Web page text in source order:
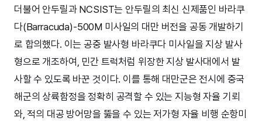
더불어 안두릴과 NCSIST는 안두릴의 최신 신제품인 바라쿠
다(Barracuda)-500M 미사일의 대만 버전을 공동 개발하기
로 합의했다. 이는 공중 발사형 바라쿠다 미사일을 지상 발사
형으로 개조하여, 민간 트럭처럼 위장한 지상 발사대에서 발
사할 수 있도록 바꾼 것이다. 이를 통해 대만군은 전시에 중국
해군의 상륙함정을 정확히 공격할 수 있는 지능형 자율 기뢰
와, 적의 대공 방어망을 뚫을 수 있는 저가형 자율 비행 순항미